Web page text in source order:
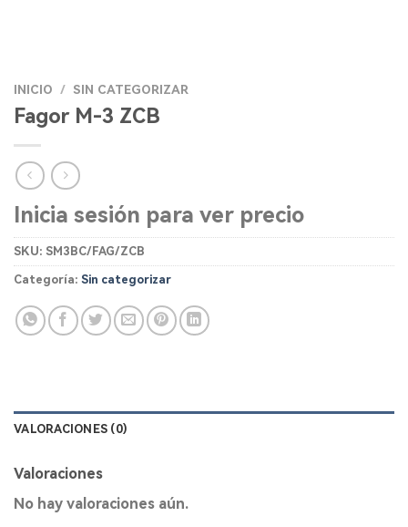
INICIO / SIN CATEGORIZAR
Fagor M-3 ZCB
Inicia sesión para ver precio
SKU: SM3BC/FAG/ZCB
Categoría: Sin categorizar
VALORACIONES (0)
Valoraciones
No hay valoraciones aún.